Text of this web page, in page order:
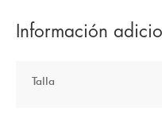
Información
Talla